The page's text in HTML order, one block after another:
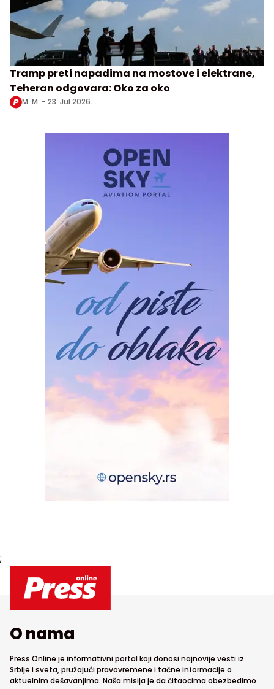
Tramp preti napadima na mostove i elektrane,
Teheran odgovara: Oko za oko
M. M. - 23. Jul 2026.
;
O nama
Press Online je informativni portal koji donosi najnovije vesti iz
Srbije i sveta, pružajući pravovremene i tačne informacije o
aktuelnim dešavanjima. Naša misija je da čitaocima obezbedimo